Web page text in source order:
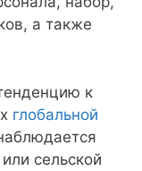
а также
к
глобальной
сельской